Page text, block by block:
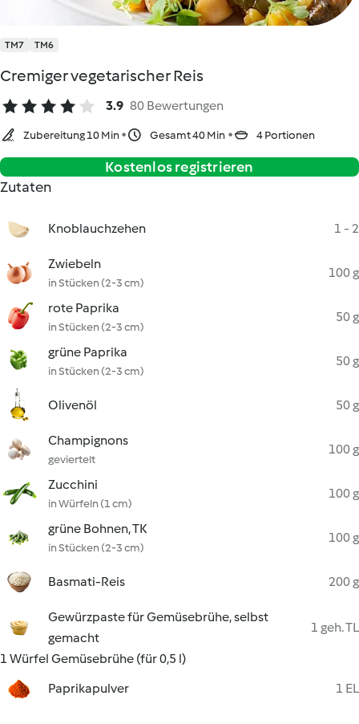
TM7 TM6
Cremiger vegetarischer Reis
3.9 80 Bewertungen
Zubereitung 10 Min Gesamt 40 Min 4 Portionen
Kostenlos registrieren
Zutaten
Knoblauchzehen 1 - 2
Zwiebeln
in Stücken (2-3 cm)
100 g
rote Paprika
in Stücken (2-3 cm)
50 g
grüne Paprika
in Stücken (2-3 cm)
50 g
Olivenöl 50 g
Champignons
geviertelt
100 g
Zucchini
in Würfeln (1 cm)
100 g
grüne Bohnen, TK
in Stücken (2-3 cm)
100 g
Basmati-Reis 200 g
Gewürzpaste für Gemüsebrühe, selbst
gemacht
1 geh. TL
1 Würfel Gemüsebrühe (für 0,5 l)
Paprikapulver
1 EL